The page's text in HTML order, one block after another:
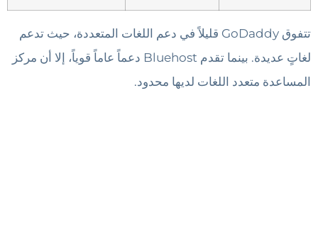
تتفوق GoDaddy قليلاً في دعم اللغات المتعددة، حيث تدعم
لغاتٍ عديدة. بينما تقدم Bluehost دعماً عاماً قوياً، إلا أن مركز
المساعدة متعدد اللغات لديها محدود.